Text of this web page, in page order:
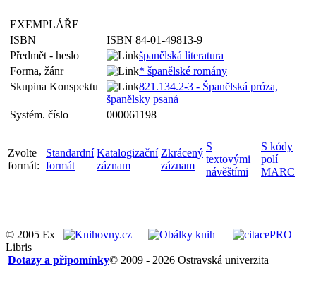
EXEMPLÁŘE
ISBN
ISBN 84-01-49813-9
Předmět - heslo
španělská literatura
Forma, žánr
* španělské romány
Skupina Konspektu
821.134.2-3 - Španělská próza,
španělsky psaná
Systém. číslo
000061198
Zvolte
formát:
Standardní
formát
Katalogizační
záznam
Zkrácený
záznam
S
textovými
návěštími
S kódy
polí
MARC
© 2005 Ex
Libris
© 2009 - 2026 Ostravská univerzita
Dotazy a připomínky